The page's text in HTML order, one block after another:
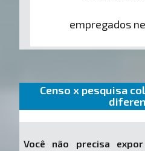
empregados
Censo x pesquisa
Você não precisa